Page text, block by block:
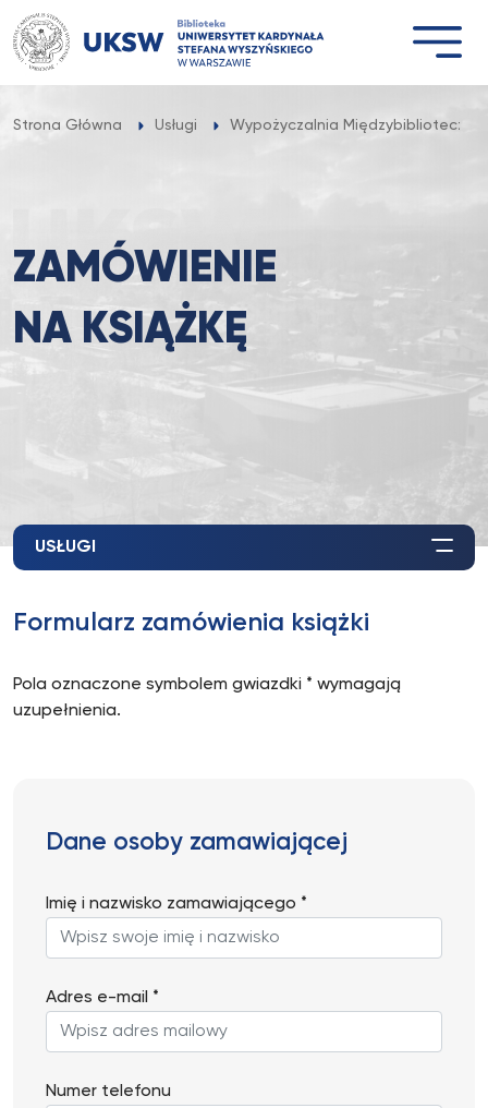
Przejdź
do
treści
Strona Główna Usługi Wypożyczalnia Międzybiblioteczna
ZAMÓWIENIE
NA KSIĄŻKĘ
USŁUGI
Formularz zamówienia książki
Pola oznaczone symbolem gwiazdki * wymagają
uzupełnienia.
Dane osoby zamawiającej
Imię i nazwisko zamawiającego *
Adres e-mail *
Numer telefonu